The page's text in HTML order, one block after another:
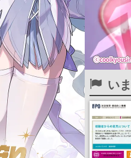
い